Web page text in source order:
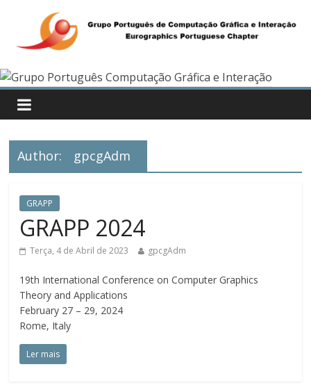
Author: gpcgAdm
GRAPP
GRAPP 2024
Terça, 4 de Abril de 2023 gpcgAdm
19th International Conference on Computer Graphics
Theory and Applications
February 27 – 29, 2024
Rome, Italy
Ler mais